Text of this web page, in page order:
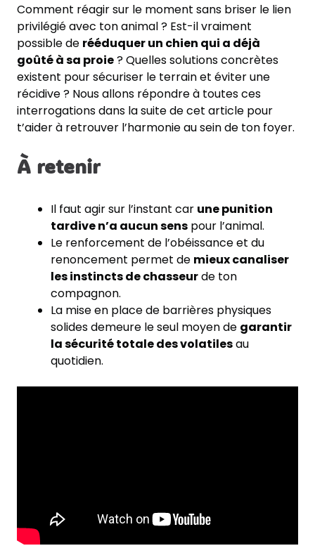
Comment réagir sur le moment sans briser le lien
privilégié avec ton animal ? Est-il vraiment
possible de rééduquer un chien qui a déjà
goûté à sa proie? Quelles solutions concrètes
existent pour sécuriser le terrain et éviter une
récidive ? Nous allons répondre à toutes ces
interrogations dans la suite de cet article pour
t’aider à retrouver l’harmonie au sein de ton foyer.
À retenir
Il faut agir sur l’instant car une punition
tardive n’a aucun sens pour l’animal.
Le renforcement de l’obéissance et du
renoncement permet de mieux canaliser
les instincts de chasseurde ton
compagnon.
La mise en place de barrières physiques
solides demeure le seul moyen de garantir
la sécurité totale des volatilesau
quotidien.